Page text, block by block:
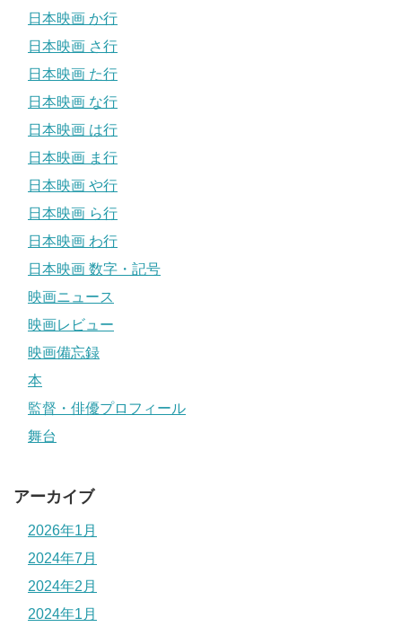
日本映画 か行
日本映画 さ行
日本映画 た行
日本映画 な行
日本映画 は行
日本映画 ま行
日本映画 や行
日本映画 ら行
日本映画 わ行
日本映画 数字・記号
映画ニュース
映画レビュー
映画備忘録
本
監督・俳優プロフィール
舞台
アーカイブ
2026年1月
2024年7月
2024年2月
2024年1月